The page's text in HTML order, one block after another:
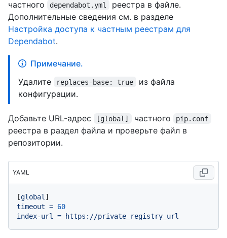
частного
dependabot.yml
реестра в файле.
Дополнительные сведения см. в разделе
Настройка доступа к частным реестрам для
Dependabot.
Примечание.
Удалите
replaces-base: true
из файла
конфигурации.
Добавьте URL-адрес [global] частного pip.conf
реестра в раздел файла и проверьте файл в
репозитории.
YAML
[global
timeout = 60
index-url
= https://private_registry_url